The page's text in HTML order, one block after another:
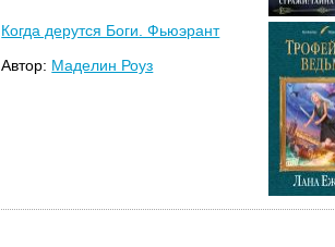
Когда дерутся Боги. Фьюэрант
Автор: Маделин Роуз